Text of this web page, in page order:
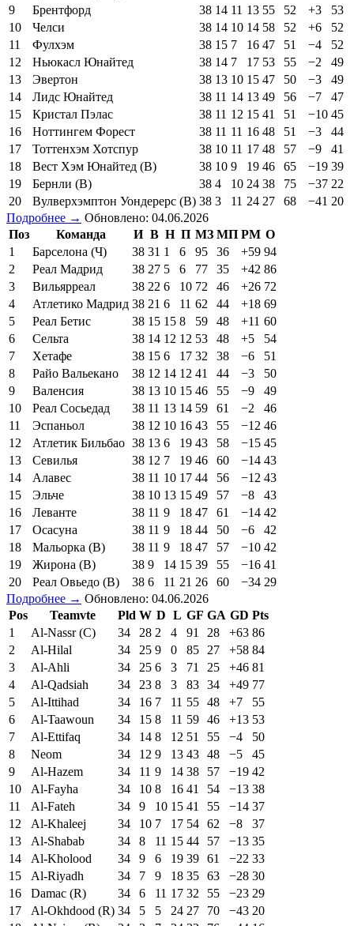
9
Брентфорд 38 14 11 13 55 52 +3
53
10
Челси 38 14 10 14 58 52 +6
52
11
Фулхэм 38 15 7 16 47 51 −4
52
12
Ньюкасл Юнайтед 38 14 7 17 53 55 −2
49
13
Эвертон 38 13 10 15 47 50 −3
49
14
Лидс Юнайтед 38 11 14 13 49 56 −7
47
15
Кристал Пэлас 38 11 12 15 41 51 −10 45
16
Ноттингем Форест 38 11 11 16 48 51 −3
44
17
Тоттенхэм Хотспур 38 10 11 17 48 57 −9
41
18
Вест Хэм Юнайтед (В) 38 10 9 19 46 65 −19 39
19
Бернли (В) 38 4 10 24 38 75 −37 22
20
Вулверхэмптон Уондерерс (В) 38 3 11 24 27 68 −41 20
Подробнее → Обновлено: 04.06.2026
Поз
Команда И В Н П МЗ МП РМ О
1
Барселона (Ч) 38 31 1 6 95 36 +59 94
2
Реал Мадрид 38 27 5 6 77 35 +42 86
3
Вильярреал 38 22 6 10 72 46 +26 72
4
Атлетико Мадрид 38 21 6 11 62 44 +18 69
5
Реал Бетис 38 15 15 8 59 48 +11 60
6
Сельта 38 14 12 12 53 48 +5
54
7
Хетафе 38 15 6 17 32 38 −6
51
8
Райо Вальекано 38 12 14 12 41 44 −3
50
9
Валенсия 38 13 10 15 46 55 −9
49
10
Реал Сосьедад 38 11 13 14 59 61 −2
46
11
Эспаньол 38 12 10 16 43 55 −12 46
12
Атлетик Бильбао 38 13 6 19 43 58 −15 45
13
Севилья 38 12 7 19 46 60 −14 43
14
Алавес 38 11 10 17 44 56 −12 43
15
Эльче 38 10 13 15 49 57 −8
43
16
Леванте 38 11 9 18 47 61 −14 42
17
Осасуна 38 11 9 18 44 50 −6
42
18
Мальорка (В) 38 11 9 18 47 57 −10 42
19
Жирона (В) 38 9 14 15 39 55 −16 41
20
Реал Овьедо (В) 38 6 11 21 26 60 −34 29
Подробнее → Обновлено: 04.06.2026
Pos
Teamvte Pld W D L GF GA GD Pts
1
Al-Nassr (C) 34 28 2 4 91 28 +63 86
2
Al-Hilal 34 25 9 0 85 27 +58 84
3
Al-Ahli 34 25 6 3 71 25 +46 81
4
Al-Qadsiah 34 23 8 3 83 34 +49 77
5
Al-Ittihad 34 16 7 11 55 48 +7
55
6
Al-Taawoun 34 15 8 11 59 46 +13 53
7
Al-Ettifaq 34 14 8 12 51 55 −4
50
8
Neom 34 12 9 13 43 48 −5
45
9
Al-Hazem 34 11 9 14 38 57 −19 42
10
Al-Fayha 34 10 8 16 41 54 −13 38
11
Al-Fateh 34 9 10 15 41 55 −14 37
12
Al-Khaleej 34 10 7 17 54 62 −8
37
13
Al-Shabab 34 8 11 15 44 57 −13 35
14
Al-Kholood 34 9 6 19 39 61 −22 33
15
Al-Riyadh 34 7 9 18 35 63 −28 30
16
Damac (R) 34 6 11 17 32 55 −23 29
17
Al-Okhdood (R) 34 5 5 24 27 70 −43 20